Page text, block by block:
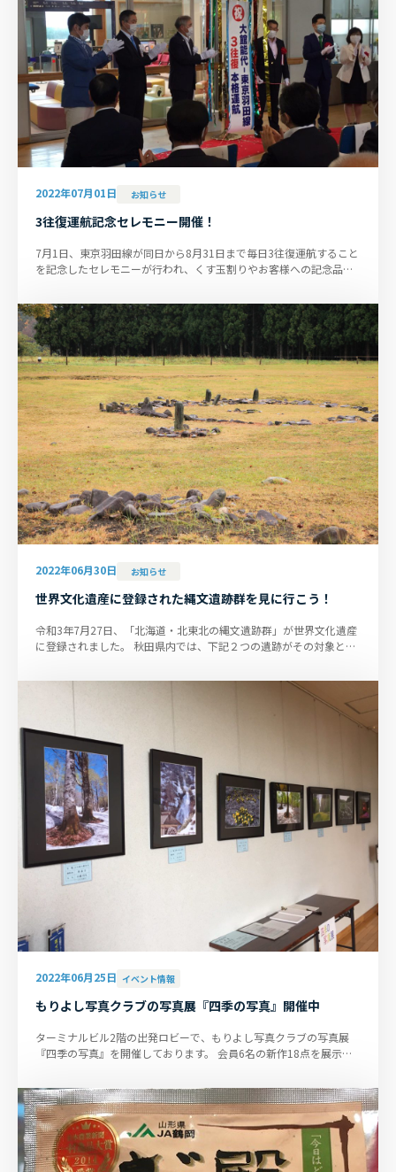
2022年07月01日 お知らせ
3往復運航記念セレモニー開催！
7月1日、東京羽田線が同日から8月31日まで毎日3往復運航すること
を記念したセレモニーが行われ、くす玉割りやお客様への記念品配
2022年06月30日 お知らせ
世界文化遺産に登録された縄文遺跡群を見に行こう！
令和3年7月27日、「北海道・北東北の縄文遺跡群」が世界文化遺産
に登録されました。 秋田県内では、下記２つの遺跡がその対象とな
2022年06月25日 イベント情報
もりよし写真クラブの写真展『四季の写真』開催中
ターミナルビル2階の出発ロビーで、もりよし写真クラブの写真展
『四季の写真』を開催しております。 会員6名の新作18点を展示、